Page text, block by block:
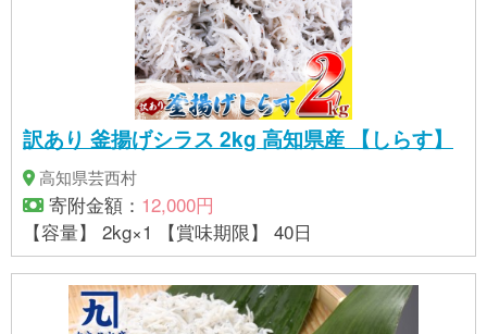
かに、いか、海生プランクトン等が混獲される漁法
で採取しています。
訳あり 釜揚げシラス 2kg 高知県産 【しらす】
高知県芸西村
寄附金額： 12,000円
【容量】 2kg×1 【賞味期限】 40日